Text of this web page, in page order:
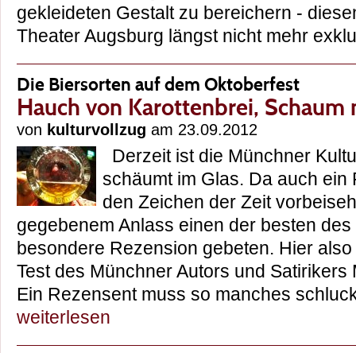
gekleideten Gestalt zu bereichern -
Theater Augsburg längst nicht mehr
Die Biersorten auf dem Oktoberfest
Hauch von Karottenbrei,
von kulturvollzug am 23.09.2012
Derzeit ist die Münchner
schäumt im Glas. Da auch ein
den Zeichen der Zeit
gegebenem Anlass einen der besten
besondere Rezension gebeten. Hier
Test des Münchner Autors und Satirikers
Ein Rezensent muss so manches
weiterlesen